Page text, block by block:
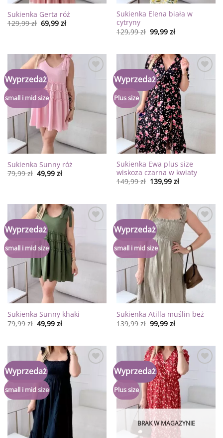
Sukienka Gerta róż
129,99zł 69,99 zł
Sukienka Elena biała w
cytryny
129,99zł 99,99 zł
Wyprzedaż
small i mid size
Sukienka Sunny róż
79,99zł 49,99 zł
Wyprzedaż
Plus size
Sukienka Ewa plus size
wiskoza czarna w kwiaty
149,99zł 139,99 zł
Wyprzedaż
small i mid size
Sukienka Sunny khaki
79,99zł 49,99 zł
Wyprzedaż
small i mid size
Dodaj
do
listy
życzeń
Sukienka Atilla muślin beż
139,99zł 99,99 zł
Wyprzedaż
small i mid size
życzeń
Wyprzedaż
Plus size
BRAK W MAGAZYNIE